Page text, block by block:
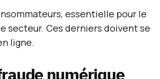
essentielle pour le
secteur. Ces derniers doivent se
ligne.
numérique